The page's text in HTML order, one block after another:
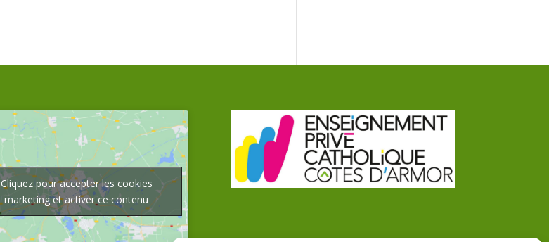
Cliquez pour accepter les cookies
marketing et activer ce contenu